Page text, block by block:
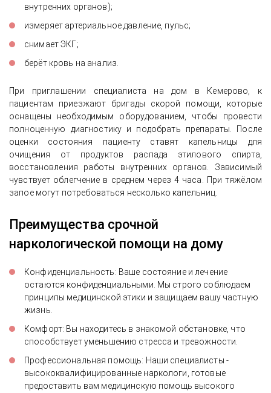
внутренних органов);
измеряет артериальное давление, пульс;
снимает ЭКГ;
берёт кровь на анализ.
При приглашении специалиста на дом в Кемерово, к
пациентам приезжают бригады скорой помощи, которые
оснащены необходимым оборудованием, чтобы провести
полноценную диагностику и подобрать препараты. После
оценки состояния пациенту ставят капельницы для
очищения от продуктов распада этилового спирта,
восстановления работы внутренних органов. Зависимый
чувствует облегчение в среднем через 4 часа. При тяжёлом
запое могут потребоваться несколько капельниц.
Преимущества срочной
наркологической помощи на дому
Конфиденциальность: Ваше состояние и лечение
остаются конфиденциальными. Мы строго соблюдаем
принципы медицинской этики и защищаем вашу частную
жизнь.
Комфорт: Вы находитесь в знакомой обстановке, что
способствует уменьшению стресса и тревожности.
Профессиональная помощь: Наши специалисты -
высококвалифицированные наркологи, готовые
предоставить вам медицинскую помощь высокого